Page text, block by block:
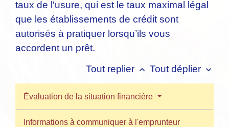
taux de l'usure, qui est le taux maximal légal
que les établissements de crédit sont
autorisés à pratiquer lorsqu’ils vous
accordent un prêt.
Tout replier keyboard_arrow_up Tout déplier keyboard_arrow_down
Évaluation de la situation financière
Informations à communiquer à l'emprunteur